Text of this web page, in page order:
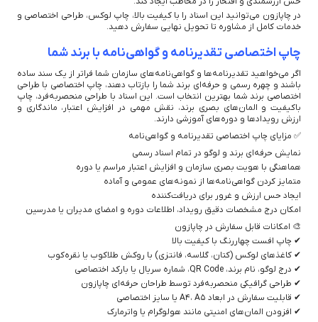
در چاپازون می‌توانید این اسناد را با کیفیت بالا، چاپ لوکس، طراحی اختصاصی و
خدمات کامل از مشاوره تا تحویل نهایی سفارش دهید.
چاپ اختصاصی تقدیرنامه و گواهی‌نامه با برند شما
اگر می‌خواهید تقدیرنامه‌ها و گواهی‌نامه‌های سازمان شما فراتر از یک سند ساده
باشند و چهره رسمی و حرفه‌ای برند شما را بازتاب دهند، چاپ اختصاصی با طراحی
اختصاصی برند شما بهترین انتخاب است. این اسناد با طراحی منحصربه‌فرد، چاپ
باکیفیت و المان‌های بصری برند، نقش مهمی در افزایش اعتبار، ماندگاری و
ارزش رویدادها و دوره‌های آموزشی دارند.
✅ مزایای چاپ اختصاصی تقدیرنامه و گواهی‌نامه
نمایش حرفه‌ای برند و لوگو در تمام اسناد رسمی
هماهنگی با هویت بصری سازمان و افزایش اعتبار مراسم یا دوره
متمایز کردن گواهی‌نامه‌ها از نمونه‌های عمومی و آماده
ایجاد حس ارزش و غرور برای دریافت‌کننده
امکان درج مشخصات دقیق رویداد، اطلاعات دوره و امضای مدیران یا مدرسین
🎨 امکانات قابل سفارش در چاپازون
✔ چاپ افست چهاررنگ با کیفیت بالا
✔ کاغذهای لوکس (کتان، گلاسه، فانتزی) با روکش طلاکوب یا نقره‌کوب
✔ درج لوگو، نام برند، QR Code، شماره سریال یا بارکد اختصاصی
✔ طراحی گرافیکی منحصربه‌فرد توسط طراحان حرفه‌ای چاپازون
✔ قابلیت سفارش در ابعاد A4، A5 یا سایز اختصاصی
✔ افزودن المان‌های امنیتی مانند هولوگرام یا واترمارک